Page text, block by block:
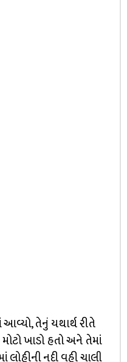
તેનું યથાર્થ રીતે
ખાડો હતો અને તેમાં
લોહીની નદી વહી ચાલી